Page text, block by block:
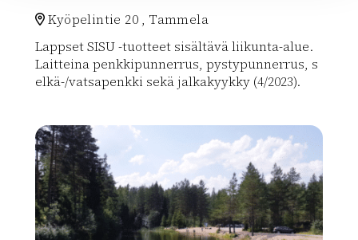
Kyöpelintie 20 , Tammela
Lappset SISU -tuotteet sisältävä liikunta-alue.
Laitteina penkkipunnerrus, pystypunnerrus, s
elkä-/vatsapenkki sekä jalkakyykky (4/2023).